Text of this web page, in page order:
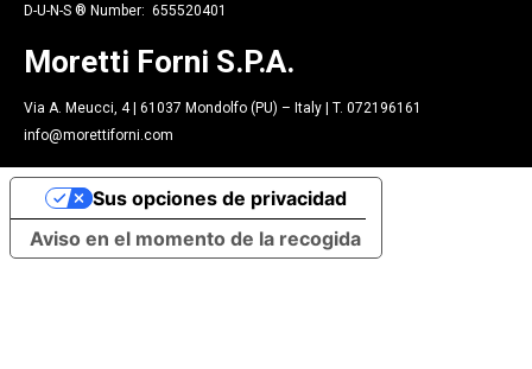
D-U-N-S ® Number: 655520401
Moretti Forni S.P.A.
Via A. Meucci, 4 | 61037 Mondolfo (PU) – Italy | T. 072196161
info@morettiforni.com
Aviso en el momento de la recogida
Sus opciones de privacidad